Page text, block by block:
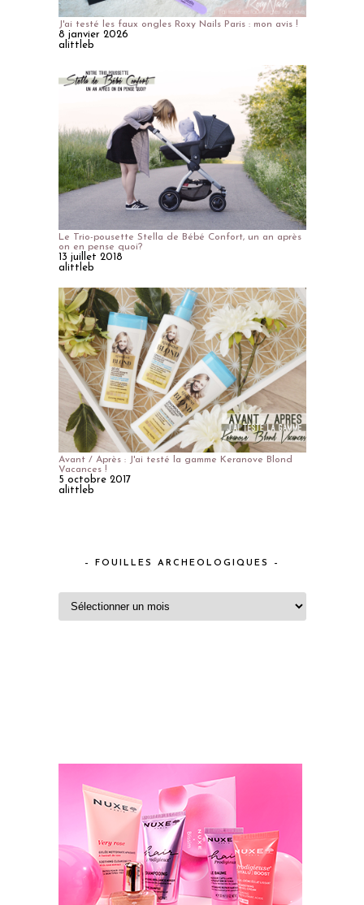
J'ai testé les faux ongles Roxy Nails Paris : mon avis !
8 janvier 2026
alittleb
Le Trio-pousette Stella de Bébé Confort, un an après
on en pense quoi?
13 juillet 2018
alittleb
Avant / Après : J'ai testé la gamme Keranove Blond
Vacances !
5 octobre 2017
alittleb
– FOUILLES ARCHEOLOGIQUES –